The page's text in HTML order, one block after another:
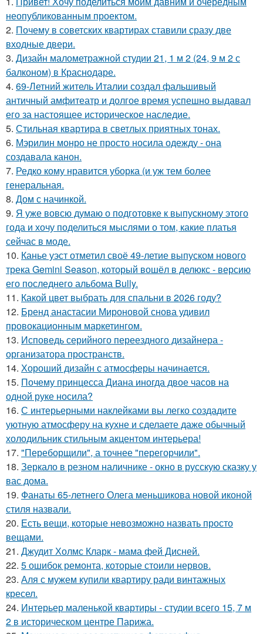
неопубликованным проектом.
2. Почему в советских квартирах ставили сразу две
входные двери.
3. Дизайн малометражной студии 21, 1 м 2 (24, 9 м 2 с
балконом) в Краснодаре.
4. 69-Летний житель Италии создал фальшивый
античный амфитеатр и долгое время успешно выдавал
его за настоящее историческое наследие.
5. Стильная квартира в светлых приятных тонах.
6. Мэрилин монро не просто носила одежду - она
создавала канон.
7. Редко кому нравится уборка (и уж тем более
генеральная.
8. Дом с начинкой.
9. Я уже вовсю думаю о подготовке к выпускному этого
года и хочу поделиться мыслями о том, какие платья
сейчас в моде.
10. Канье уэст отметил своё 49-летие выпуском нового
трека Gemini Season, который вошёл в делюкс - версию
его последнего альбома Bully.
11. Какой цвет выбрать для спальни в 2026 году?
12. Бренд анастасии Мироновой снова удивил
провокационным маркетингом.
13. Исповедь серийного переездного дизайнера -
организатора пространств.
14. Хороший дизайн с атмосферы начинается.
15. Почему принцесса Диана иногда двое часов на
одной руке носила?
16. С интерьерными наклейками вы легко создадите
уютную атмосферу на кухне и сделаете даже обычный
холодильник стильным акцентом интерьера!
17. "Переборщили", а точнее "перегорчили".
18. Зеркало в резном наличнике - окно в русскую сказку у
вас дома.
19. Фанаты 65-летнего Олега меньшикова новой иконой
стиля назвали.
20. Есть вещи, которые невозможно назвать просто
вещами.
21. Джудит Холмс Кларк - мама фей Дисней.
22. 5 ошибок ремонта, которые стоили нервов.
23. Аля с мужем купили квартиру ради винтажных
кресел.
24. Интерьер маленькой квартиры - студии всего 15, 7 м
2 в историческом центре Парижа.